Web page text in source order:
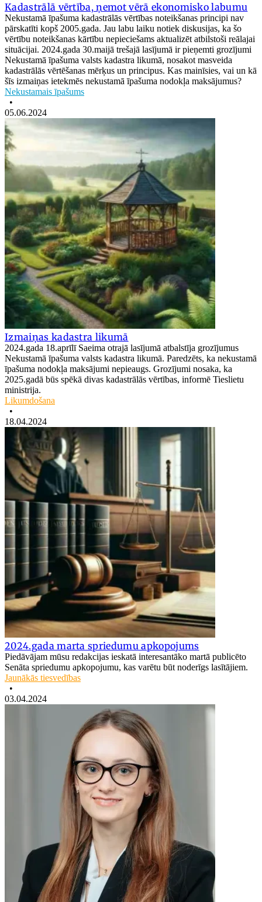
Kadastrālā vērtība, ņemot vērā ekonomisko labumu
Nekustamā īpašuma kadastrālās vērtības noteikšanas principi nav
pārskatīti kopš 2005.gada. Jau labu laiku notiek diskusijas, ka šo
vērtību noteikšanas kārtību nepieciešams aktualizēt atbilstoši reālajai
situācijai. 2024.gada 30.maijā trešajā lasījumā ir pieņemti grozījumi
Nekustamā īpašuma valsts kadastra likumā, nosakot masveida
kadastrālās vērtēšanas mērķus un principus. Kas mainīsies, vai un kā
šīs izmaiņas ietekmēs nekustamā īpašuma nodokļa maksājumus?
Nekustamais īpašums
•
05.06.2024
Izmaiņas kadastra likumā
2024.gada 18.aprīlī Saeima otrajā lasījumā atbalstīja grozījumus
Nekustamā īpašuma valsts kadastra likumā. Paredzēts, ka nekustamā
īpašuma nodokļa maksājumi nepieaugs. Grozījumi nosaka, ka
2025.gadā būs spēkā divas kadastrālās vērtības, informē Tieslietu
ministrija.
Likumdošana
•
18.04.2024
2024.gada marta spriedumu apkopojums
Piedāvājam mūsu redakcijas ieskatā interesantāko martā publicēto
Senāta spriedumu apkopojumu, kas varētu būt noderīgs lasītājiem.
Jaunākās tiesvedības
•
03.04.2024